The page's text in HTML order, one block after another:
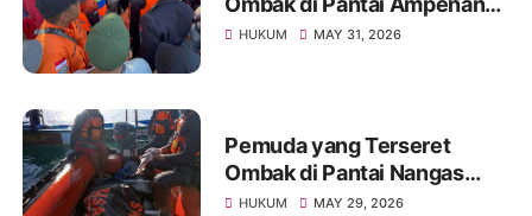
Ditemukan Meninggal,
HUKUM MAY 31, 2026
Pemuda yang Terseret
Ombak di Pantai Nangas
Lakey Ditemukan Meninggal
HUKUM MAY 29, 2026